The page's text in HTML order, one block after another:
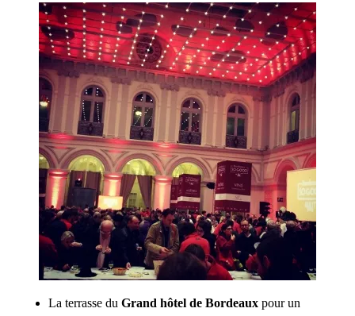
La terrasse du Grand hôtel de Bordeauxpour un